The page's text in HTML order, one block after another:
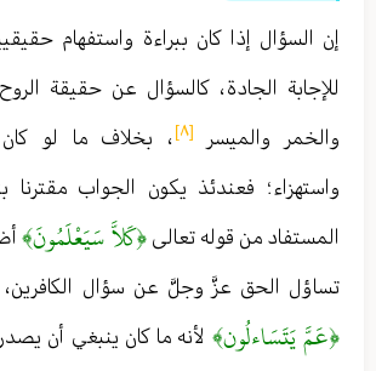
إن السؤال إذا كان ببراءة واستفهام
للإجابة الجادة ، كالسؤال عن حقيقة الروح
والخمر والميسر [٨]
، بخلاف ما لو
واستهزاء ؛ فعندئذ يكون الجواب مقترنا
المستفاد من قوله تعالى﴿كَلاَّ سَيَعْلَمُونَ﴾
تساؤل الحق عزَّ وجلَّ عن سؤال الكافرين،
﴿عَمَّ يَتَسَاءلُون﴾ لأنه ما كان ينبغي أن